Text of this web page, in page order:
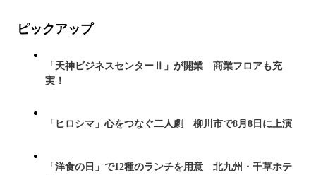
ピックアップ
「天神ビジネスセンターⅡ」が開業 商業フロアも充
実！
「ヒロシマ」心をつなぐ二人劇 柳川市で8月8日に上演
「洋食の日」で12種のランチを用意 北九州・千草ホテ